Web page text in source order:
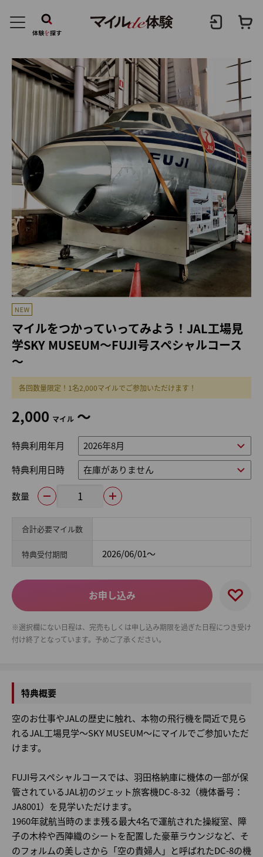
マイルをつかっていってみよう！JAL工場見
学SKY MUSEUM～FUJI号スペシャルコース
～
各回数量限定！1名2,000マイルでご参加いただけます！
2,000 マイル ～
特典利用年月
特典利用日時
数量
合計必要マイル数
特典受付期間 2026/06/01～
お申し込み
※選択欄にない日程は、完売もしくは申し込み期限を過ぎた日程につき受け
付け終了となっています。予めご了承ください。
特典概要
空のお仕事やJALの歴史に触れ、本物の飛行機を間近で見ら
れるJAL工場見学～SKY MUSEUM～にマイルでご参加いただ
けます。
FUJI号スペシャルコースでは、羽田格納庫に機体の一部が保
管されているJAL初のジェット旅客機DC-8-32（機体番号：
JA8001）を見学いただけます。
1960年就航当時のまま残る最大4名で運航された操縦室、障
子の木枠や西陣織のシートを配置した豪華ラウンジなど、そ
のフォルムの美しさから「空の貴婦人」と呼ばれたDC-8の機